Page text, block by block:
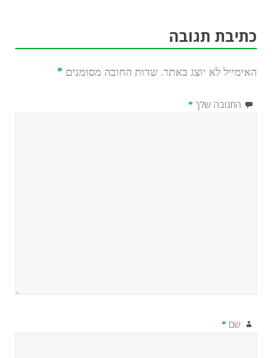
כתיבת תגובה
האימייל לא יוצג באתר. שדות החובה מסומנים *
התגובה שלך *
שם *